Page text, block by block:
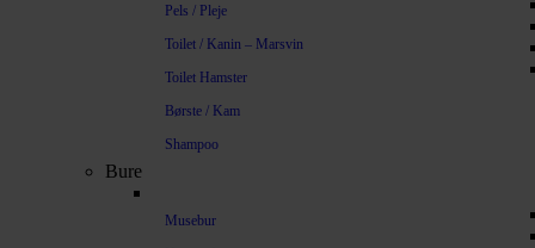
Pels / Pleje
Toilet / Kanin – Marsvin
Toilet Hamster
Børste / Kam
Shampoo
Bure
Musebur